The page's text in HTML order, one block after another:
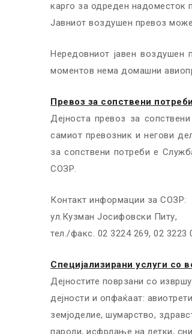
карго за одреден надоместок
Јавниот воздушен превоз
Нередовниот јавен
моментов нема домашни
Превоз за сопствени потреби
Дејноста превоз за
самиот превозник и негови
за сопствени потреби е
СОЗР.
Контакт информации за СОЗР:
ул.Кузман Јосифовски Питу,
тел./факс. 02 3224 269, 02 3223
Специјализирани услуги со
Дејностите поврзани со
дејности и опфаќаат:
земјоделие, шумарство,
пароли, исфрлање на летки,